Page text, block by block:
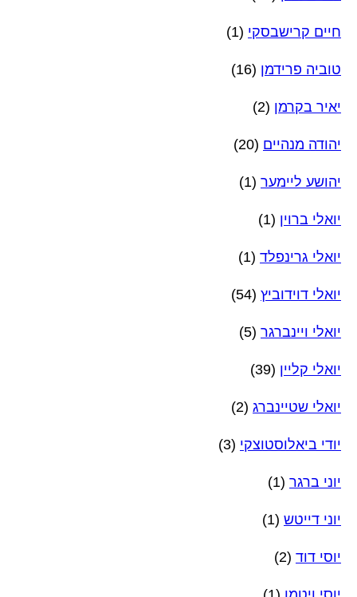
חיים קרישבסקי (1)
טוביה פרידמן (16)
יאיר בקרמן (2)
יהודה מנהיים (20)
יהושע ליימער (1)
יואלי ברוין (1)
יואלי גרינפלד (1)
יואלי דוידוביץ (54)
יואלי ויינברגר (5)
יואלי קליין (39)
יואלי שטיינברג (2)
יודי ביאלוסטוצקי (3)
יוני ברגר (1)
יוני דייטש (1)
יוסי דוד (2)